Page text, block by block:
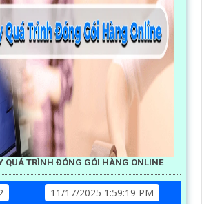
QUÁ TRÌNH ĐÓNG GÓI HÀNG ONLINE
11/17/2025 1:59:19 PM